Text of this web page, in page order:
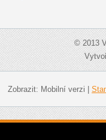
© 2013
Zobrazit: Mobilní verzi